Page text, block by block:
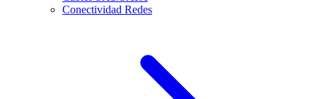
Conectividad Redes